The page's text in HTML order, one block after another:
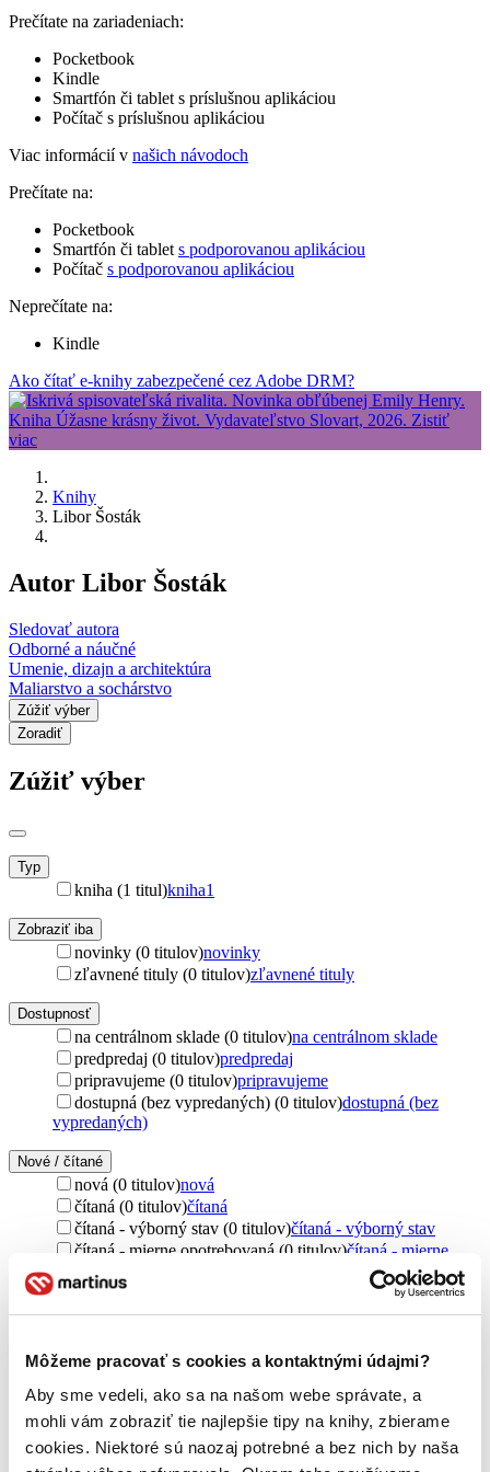
Môžeme pracovať s cookies a kontaktnými údajmi?
Aby sme vedeli, ako sa na našom webe správate, a
mohli vám zobraziť tie najlepšie tipy na knihy, zbierame
cookies. Niektoré sú naozaj potrebné a bez nich by naša
Prečítate na zariadeniach:
Pocketbook
Kindle
Smartfón či tablet s príslušnou aplikáciou
Počítač s príslušnou aplikáciou
Viac informácií v našich návodoch
Prečítate na:
Pocketbook
Smartfón či tablet s podporovanou aplikáciou
Počítač s podporovanou aplikáciou
Neprečítate na:
Kindle
Ako čítať e-knihy zabezpečené cez Adobe DRM?
Knihy
Libor Šosták
Autor Libor Šosták
Sledovať autora
Odborné a náučné
Umenie, dizajn a architektúra
Maliarstvo a sochárstvo
Zúžiť výber
Zoradiť
Zúžiť výber
Typ
kniha (1 titul)kniha1
Zobraziť iba
novinky (0 titulov)novinky
zľavnené tituly (0 titulov)zľavnené tituly
Dostupnosť
na centrálnom sklade (0 titulov)na centrálnom sklade
predpredaj (0 titulov)predpredaj
pripravujeme (0 titulov)pripravujeme
dostupná (bez vypredaných) (0 titulov)dostupná (bez
vypredaných)
Nové / čítané
nová (0 titulov)nová
čítaná (0 titulov)čítaná
čítaná - výborný stav (0 titulov)čítaná - výborný stav
čítaná - mierne opotrebovaná (0 titulov)čítaná - mierne
čítané verzie vypredaných kníh (0 titulov)
čítané verzie
vypredaných kníh
Jazyk
čeština (1 titul)
Téma
vytváranie